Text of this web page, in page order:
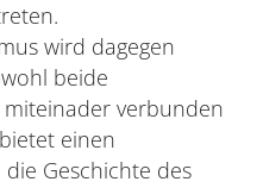
wird dagegen
beide
verbunden
einen
Geschichte des